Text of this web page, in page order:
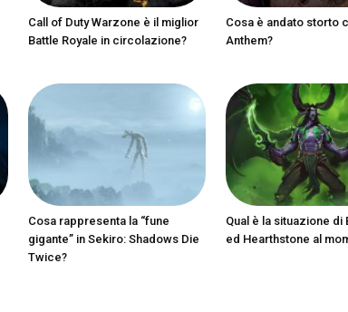
Call of Duty Warzone è il miglior
Battle Royale in circolazione?
Cosa è andato storto
Anthem?
Cosa rappresenta la “fune
gigante” in Sekiro: Shadows Die
Twice?
Qual è la situazione di
ed Hearthstone al